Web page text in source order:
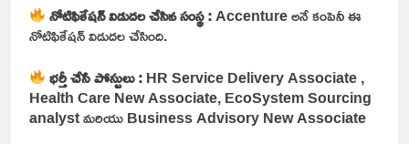
నోటిఫికేషన్ విడుదల చేసిన సంస్థ :Accenture అనే కంపెనీ ఈ
నోటిఫికేషన్ విడుదల చేసింది.
భర్తీ చేసే పోస్టులు :HR Service Delivery Associate ,
Health Care New Associate, EcoSystem Sourcing
analyst మరియు Business Advisory New Associate